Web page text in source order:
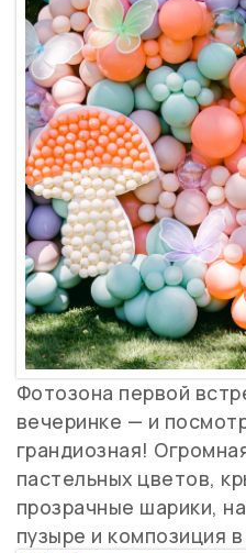
Фотозона первой
вечеринке — и
грандиозная!
пастельных цветов,
прозрачные шарики,
пузыре и композиция